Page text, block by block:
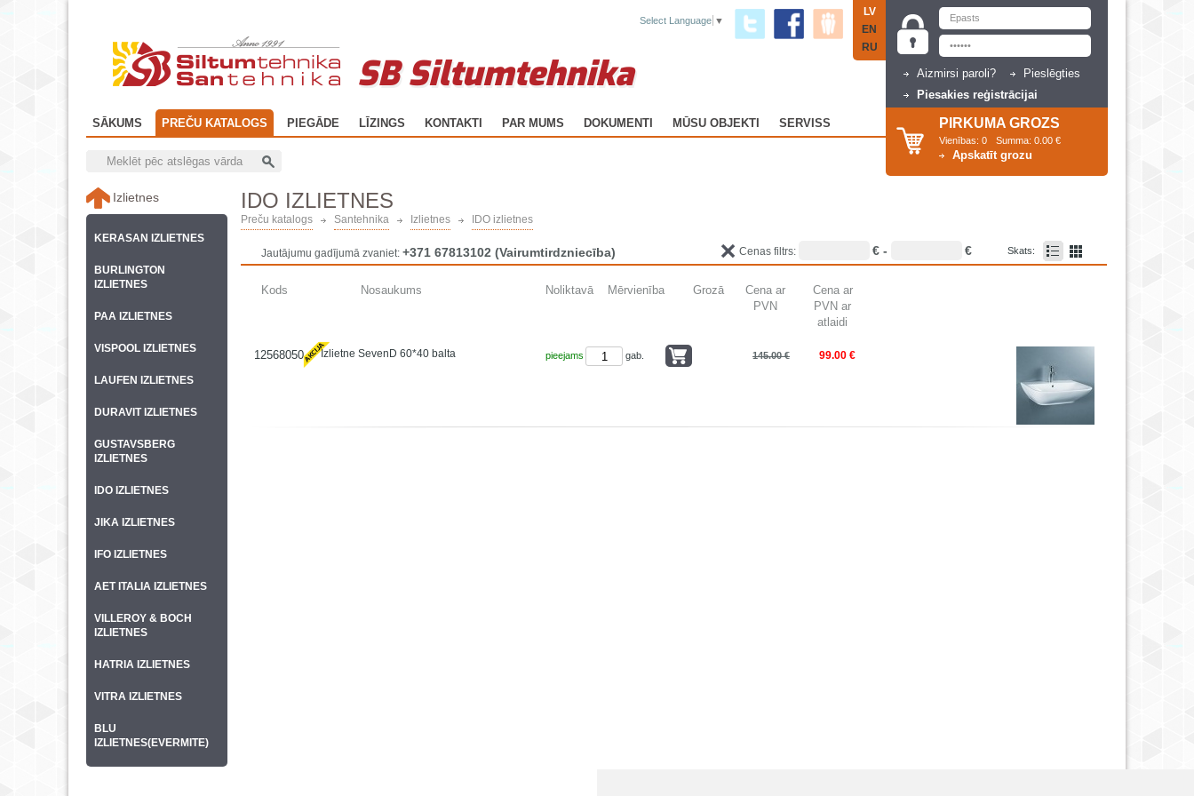
Aizmirsi paroli?
Pieslēgties
Piesakies reģistrācijai
PIRKUMA GROZS
Vienības: 0 Summa: 0.00 €
Apskatīt grozu
SB Siltumtehnika
LV
EN
RU
SĀKUMS PREČU KATALOGS PIEGĀDE LĪZINGS KONTAKTI PAR MUMS DOKUMENTI MŪSU OBJEKTI SERVISS
Select Language ▼
IDO IZLIETNES
Preču katalogs Santehnika Izlietnes IDO izlietnes
Jautājumu gadījumā zvaniet: +371 67813102 (Vairumtirdzniecība) Skats:
Cenas filtrs: € - €
Kods Nosaukums Noliktavā Mērvienība Grozā
Cena ar
PVN
Cena ar
PVN ar
atlaidi
12568050 Izlietne SevenD 60*40 balta pieejams gab. 145.00 € 99.00 €
Izlietnes
KERASAN IZLIETNES
BURLINGTON
IZLIETNES
PAA IZLIETNES
VISPOOL IZLIETNES
LAUFEN IZLIETNES
DURAVIT IZLIETNES
GUSTAVSBERG
IZLIETNES
IDO IZLIETNES
JIKA IZLIETNES
IFO IZLIETNES
AET ITALIA IZLIETNES
VILLEROY & BOCH
IZLIETNES
HATRIA IZLIETNES
VITRA IZLIETNES
BLU
IZLIETNES(EVERMITE)